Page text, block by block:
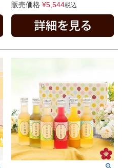
販売価格 ¥5,544税込